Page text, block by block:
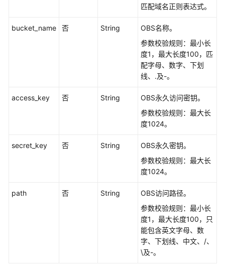
理
理
匹配域名正则表达式。
bucket_name 否 String
OBS名称。
参数校验规则：最小长
度1，最大长度100，匹
配字母、数字、下划
线、.及-。
access_key 否 String
OBS永久访问密钥。
参数校验规则：最大长
度1024。
secret_key 否 String
OBS永久密钥。
参数校验规则：最大长
度1024。
path 否 String
OBS访问路径。
参数校验规则：最小长
度1，最大长度100，只
能包含英文字母、数
字、下划线、中文、/、
\及-。